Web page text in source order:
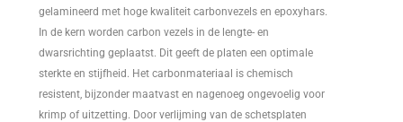
gelamineerd met hoge kwaliteit carbonvezels en epoxyhars.
In de kern worden carbon vezels in de lengte- en
dwarsrichting geplaatst. Dit geeft de platen een optimale
sterkte en stijfheid. Het carbonmateriaal is chemisch
resistent, bijzonder maatvast en nagenoeg ongevoelig voor
krimp of uitzetting. Door verlijming van de schetsplaten